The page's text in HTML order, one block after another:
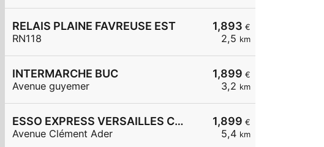
1,893 €
2,5 km
RELAIS PLAINE FAVREUSE EST
RN118
1,899 €
3,2 km
INTERMARCHE BUC
Avenue guyemer
1,899 €
5,4 km
ESSO EXPRESS VERSAILLES CLEMENT ADER
Avenue Clément Ader